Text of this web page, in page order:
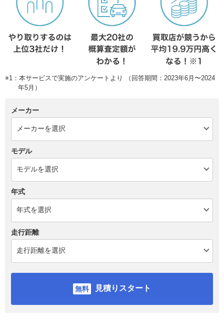
※1：本サービスで実施のアンケートより （回答期間：2023年6月〜2024
年5月）
メーカー
モデル
年式
走行距離
見積りスタート